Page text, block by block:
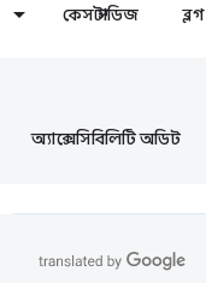
কেস স্টাডিজ ব্লগ
অ্যাক্সেসিবিলিটি অডিট